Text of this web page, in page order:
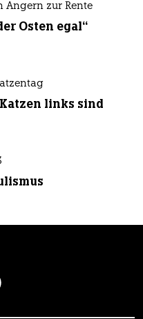
Angern zur Rente
Osten egal“
links sind